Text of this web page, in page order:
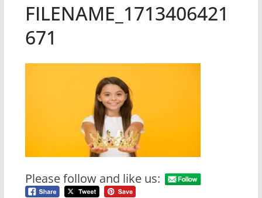
FILENAME_1713406421
671
Please follow and like us: